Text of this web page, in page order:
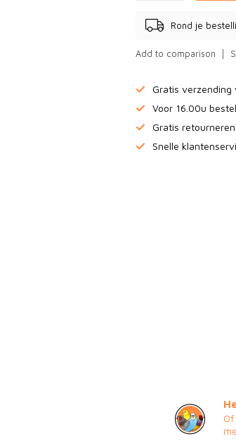
Rond je
Add to comparison
Gratis
Voor 16.00u
Gratis
Snelle